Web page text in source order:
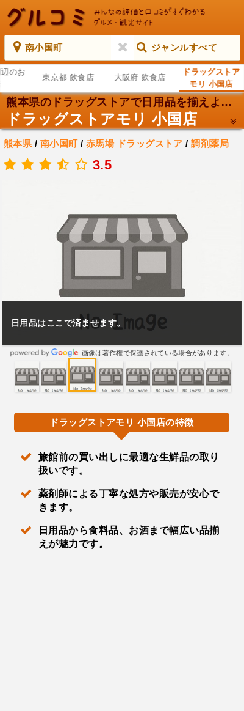
南小国町 ジャンルすべて
のお
東京都 飲食店 大阪府 飲食店
ドラッグストア
モリ 小国店
熊本県のドラッグストアで日用品を揃えよう！
ドラッグストアモリ 小国店
熊本県 / 南小国町/ 赤馬場 ドラッグストア /調剤薬局
3.5
日用品はここで済ませます。
画像は著作権で保護されている場合があります。
ドラッグストアモリ 小国店の特徴
旅館前の買い出しに最適な生鮮品の取り
扱いです。
薬剤師による丁寧な処方や販売が安心で
きます。
日用品から食料品、お酒まで幅広い品揃
えが魅力です。